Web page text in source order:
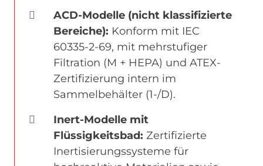
ACD-Modelle (nicht klassifizierte
Bereiche): Konform mit IEC
60335-2-69, mit mehrstufiger
Filtration (M + HEPA) und ATEX-
Zertifizierung intern im
Sammelbehälter (1-/D).
Inert-Modelle mit
Flüssigkeitsbad: Zertifizierte
Inertisierungssysteme für